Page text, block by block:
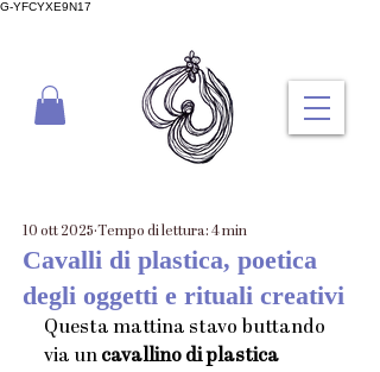
G-YFCYXE9N17
Cavalli di plastica, poetica
degli oggetti e rituali creativi
10 ott 2025 Tempo di lettura: 4 min
Questa mattina stavo buttando
via un cavallino di plastica